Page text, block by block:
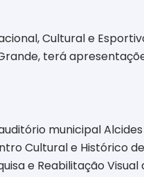
Cultural e
terá
municipal
Cultural e Histórico
e Reabilitação Visual